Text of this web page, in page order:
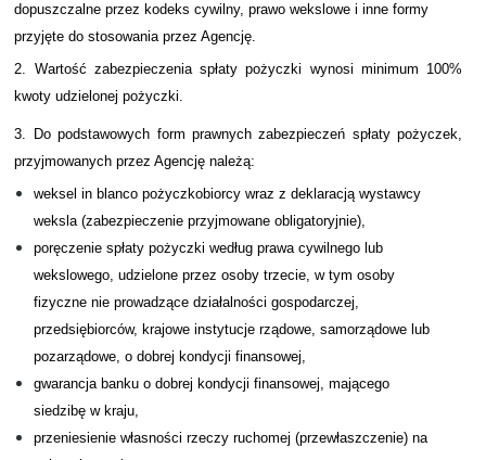
Projekty
Kontakt
dopuszczalne przez kodeks cywilny, prawo wekslowe i inne formy
przyjęte do stosowania przez Agencję.
2. Wartość zabezpieczenia spłaty pożyczki wynosi minimum 100%
kwoty udzielonej pożyczki.
3. Do podstawowych form prawnych zabezpieczeń spłaty pożyczek,
przyjmowanych przez Agencję należą:
weksel in blanco pożyczkobiorcy wraz z deklaracją wystawcy
weksla (zabezpieczenie przyjmowane obligatoryjnie),
poręczenie spłaty pożyczki według prawa cywilnego lub
wekslowego, udzielone przez osoby trzecie, w tym osoby
fizyczne nie prowadzące działalności gospodarczej,
przedsiębiorców, krajowe instytucje rządowe, samorządowe lub
pozarządowe, o dobrej kondycji finansowej,
gwarancja banku o dobrej kondycji finansowej, mającego
siedzibę w kraju,
przeniesienie własności rzeczy ruchomej (przewłaszczenie) na